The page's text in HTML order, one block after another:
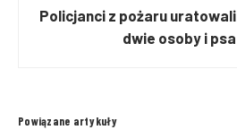
Policjanci z pożaru uratowali
dwie osoby i psa
Powiązane artykuły